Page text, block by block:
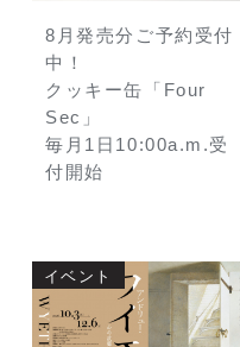
8月発売分ご予約受付
中！
クッキー缶「Four
Sec」
毎月1日10:00a.m.受
付開始
イベント